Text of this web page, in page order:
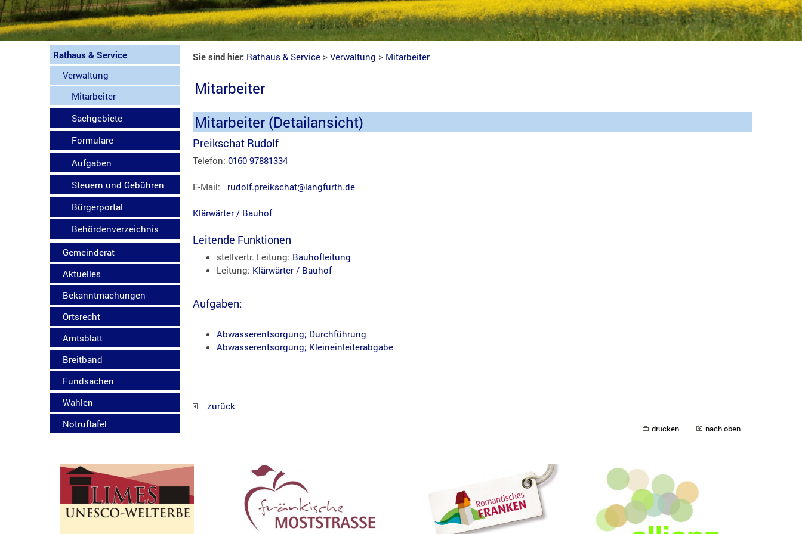
Rathaus & Service
Verwaltung
Mitarbeiter
Sachgebiete
Formulare
Aufgaben
Steuern und Gebühren
Bürgerportal
Behördenverzeichnis
Gemeinderat
Aktuelles
Bekanntmachungen
Ortsrecht
Amtsblatt
Breitband
Fundsachen
Wahlen
Notruftafel
Sie sind hier: Rathaus & Service >Verwaltung > Mitarbeiter
Mitarbeiter
Mitarbeiter (Detailansicht)
Preikschat Rudolf
Telefon:0160 97881334
E-Mail: rudolf.preikschat@langfurth.de
Klärwärter / Bauhof
Leitende Funktionen
stellvertr. Leitung: Bauhofleitung
Leitung: Klärwärter / Bauhof
Aufgaben:
Abwasserentsorgung; Durchführung
Abwasserentsorgung; Kleineinleiterabgabe
zurück
drucken nach oben